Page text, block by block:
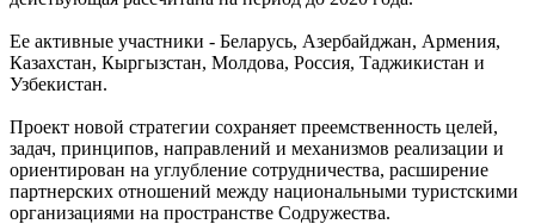
Ее активные участники - Беларусь, Азербайджан, Армения,
Казахстан, Кыргызстан, Молдова, Россия, Таджикистан и
Узбекистан.
Проект новой стратегии сохраняет преемственность целей,
задач, принципов, направлений и механизмов реализации и
ориентирован на углубление сотрудничества, расширение
партнерских отношений между национальными туристскими
организациями на пространстве Содружества.